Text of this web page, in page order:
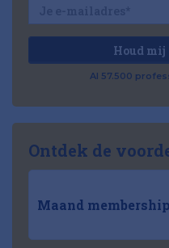
Houd mij
Al 57.500
Ontdek de
Maand membership